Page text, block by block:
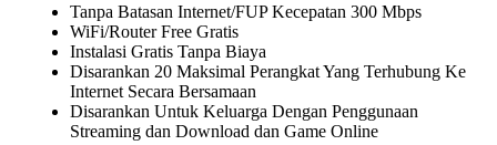
Tanpa Batasan Internet/FUP Kecepatan 300 Mbps
WiFi/Router Free Gratis
Instalasi Gratis Tanpa Biaya
Disarankan 20 Maksimal Perangkat Yang Terhubung Ke
Internet Secara Bersamaan
Disarankan Untuk Keluarga Dengan Penggunaan
Streaming dan Download dan Game Online